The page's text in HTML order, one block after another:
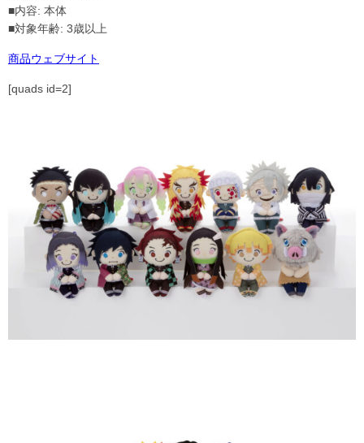
■内容: 本体
■対象年齢: 3歳以上
商品ウェブサイト
[quads id=2]